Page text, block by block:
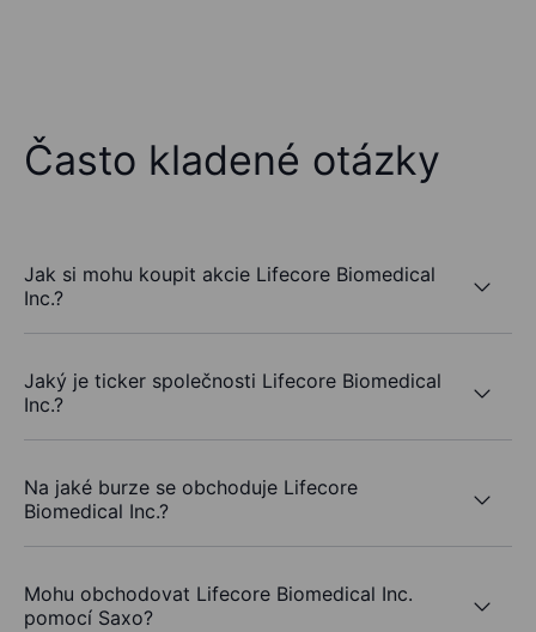
Často kladené otázky
Jak si mohu koupit akcie Lifecore Biomedical
Inc.?
Jaký je ticker společnosti Lifecore Biomedical
Inc.?
Na jaké burze se obchoduje Lifecore
Biomedical Inc.?
Mohu obchodovat Lifecore Biomedical Inc.
pomocí Saxo?